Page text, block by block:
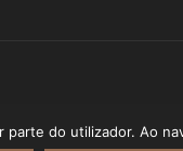
do utilizador. Ao